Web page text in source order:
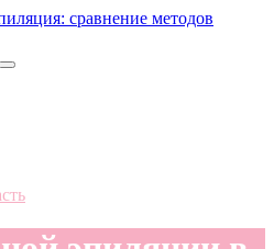
сравнение методов